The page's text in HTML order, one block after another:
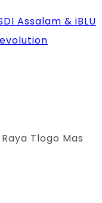
Assalam & iBLU
Tlogo Mas